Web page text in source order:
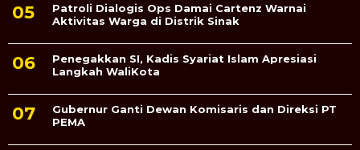
Patroli Dialogis Ops Damai Cartenz Warnai
Aktivitas Warga di Distrik Sinak
Penegakkan SI, Kadis Syariat Islam Apresiasi
Langkah WaliKota
Gubernur Ganti Dewan Komisaris dan Direksi PT
PEMA